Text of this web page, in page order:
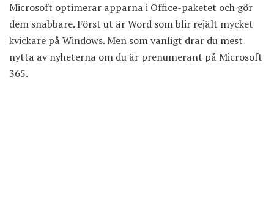
Microsoft optimerar apparna i Office-paketet och gör
dem snabbare. Först ut är Word som blir rejält mycket
kvickare på Windows. Men som vanligt drar du mest
nytta av nyheterna om du är prenumerant på Microsoft
365.